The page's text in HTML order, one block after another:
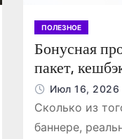
ПОЛЕЗНОЕ
Бонусная
пакет,
Июл 16, 2026
Сколько из
баннере,